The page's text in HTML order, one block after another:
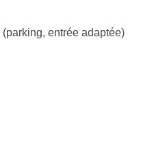
(parking, entrée adaptée)